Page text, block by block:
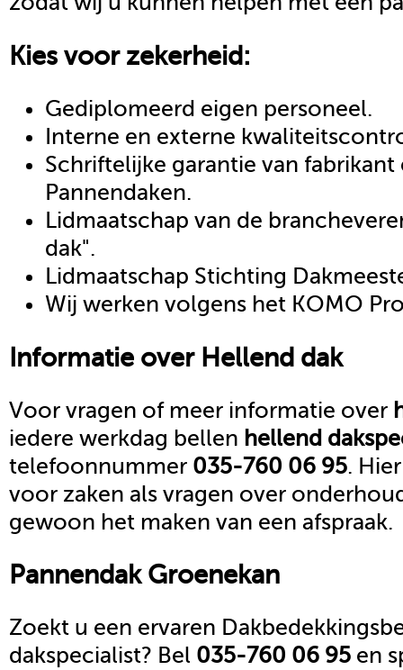
Kies voor zekerheid:
Gediplomeerd eigen personeel.
Interne en externe
Schriftelijke garantie van fabrikant
Pannendaken.
Lidmaatschap van de
dak".
Lidmaatschap Stichting
Wij werken volgens het KOMO
Informatie over Hellend dak
Voor vragen of meer informatie over
iedere werkdag bellen hellend dak
telefoonnummer 035-760 06 95.
voor zaken als vragen over
gewoon het maken van een afspraak.
PannendakGroenekan
Zoekt u een ervaren
dakspecialist? Bel 035-760 06 95 en